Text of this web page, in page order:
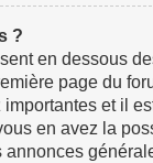
?
en dessous
page du
et il
en avez la
annonces